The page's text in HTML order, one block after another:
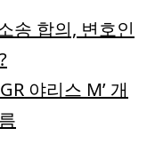
송 합의, 변호인
야리스 M’ 개